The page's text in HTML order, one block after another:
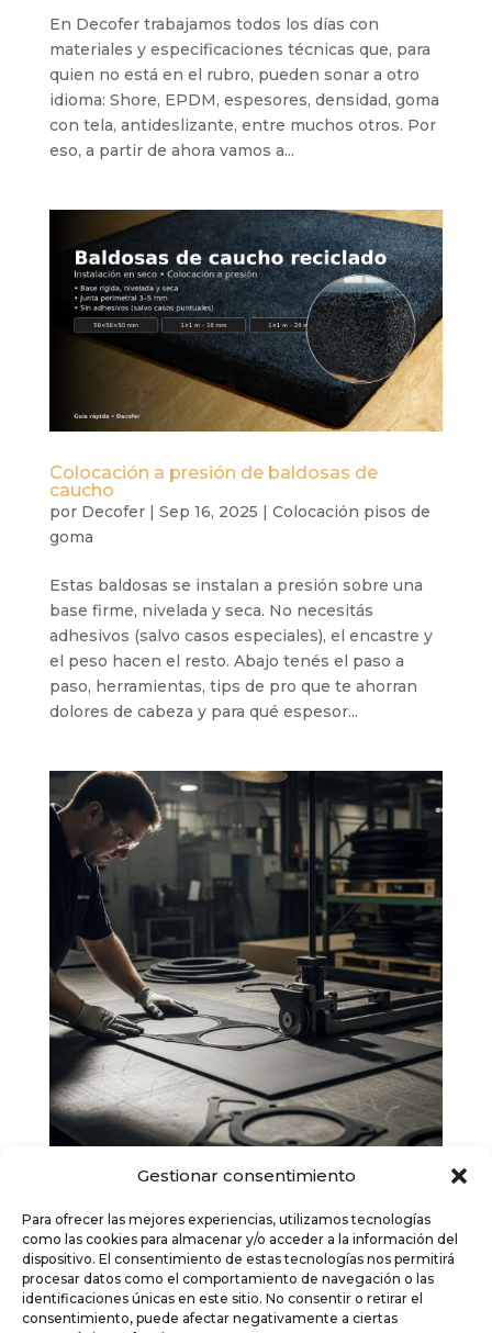
Gestionar consentimiento
Para ofrecer las mejores experiencias, utilizamos tecnologías
como las cookies para almacenar y/o acceder a la información del
dispositivo. El consentimiento de estas tecnologías nos permitirá
procesar datos como el comportamiento de navegación o las
identificaciones únicas en este sitio. No consentir o retirar el
consentimiento, puede afectar negativamente a ciertas
En Decofer trabajamos todos los días con
materiales y especificaciones técnicas que, para
quien no está en el rubro, pueden sonar a otro
idioma: Shore, EPDM, espesores, densidad, goma
con tela, antideslizante, entre muchos otros. Por
eso, a partir de ahora vamos a...
Colocación a presión de baldosas de
caucho
por Decofer| Sep 16, 2025 | Colocación pisos de
goma
Estas baldosas se instalan a presión sobre una
base firme, nivelada y seca. No necesitás
adhesivos (salvo casos especiales), el encastre y
el peso hacen el resto. Abajo tenés el paso a
paso, herramientas, tips de pro que te ahorran
dolores de cabeza y para qué espesor...
Especificaciones Técnicas
porDecofer|Sep 4, 2025| Goma en plancha
La goma en plancha es un material versátil que
se utiliza en una amplia variedad de aplicaciones